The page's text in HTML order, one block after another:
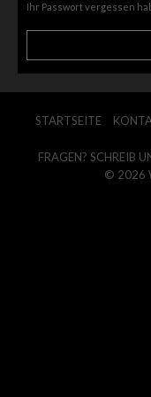
Ihr Passwort vergessen
STARTSEITE
FRAGEN? SCHREIB
© 2026